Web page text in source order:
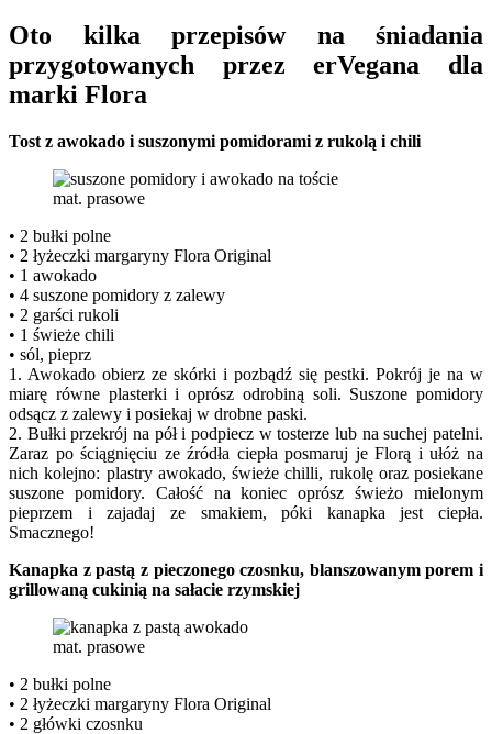
Oto kilka przepisów na śniadania
przygotowanych przez erVegana dla
marki Flora
Tost z awokado i suszonymi pomidorami z rukolą i chili
mat. prasowe
• 2 bułki polne
• 2 łyżeczki margaryny Flora Original
• 1 awokado
• 4 suszone pomidory z zalewy
• 2 garści rukoli
• 1 świeże chili
• sól, pieprz
1. Awokado obierz ze skórki i pozbądź się pestki. Pokrój je na w
miarę równe plasterki i oprósz odrobiną soli. Suszone pomidory
odsącz z zalewy i posiekaj w drobne paski.
2. Bułki przekrój na pół i podpiecz w tosterze lub na suchej patelni.
Zaraz po ściągnięciu ze źródła ciepła posmaruj je Florą i ułóż na
nich kolejno: plastry awokado, świeże chilli, rukolę oraz posiekane
suszone pomidory. Całość na koniec oprósz świeżo mielonym
pieprzem i zajadaj ze smakiem, póki kanapka jest ciepła.
Smacznego!
Kanapka z pastą z pieczonego czosnku, blanszowanym porem i
grillowaną cukinią na sałacie rzymskiej
mat. prasowe
• 2 bułki polne
• 2 łyżeczki margaryny Flora Original
• 2 główki czosnku